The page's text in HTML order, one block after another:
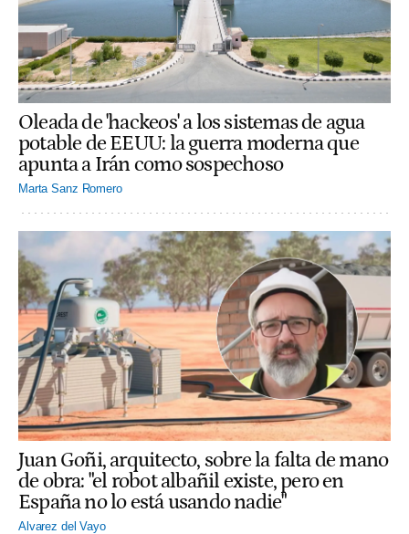
Oleada de 'hackeos' a los sistemas de agua
potable de EEUU: la guerra moderna que
apunta a Irán como sospechoso
Marta Sanz Romero
Juan Goñi, arquitecto, sobre la falta de mano
de obra: "el robot albañil existe, pero en
España no lo está usando nadie"
Alvarez del Vayo